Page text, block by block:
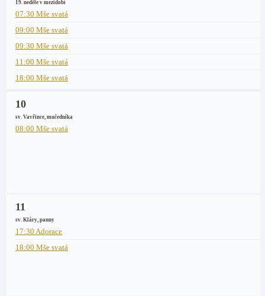
19. neděle v mezidobí
07:30 Mše svatá
09:00 Mše svatá
09:30 Mše svatá
11:00 Mše svatá
18:00 Mše svatá
10
sv. Vavřince, mučedníka
08:00 Mše svatá
11
sv. Kláry, panny
17:30 Adorace
18:00 Mše svatá